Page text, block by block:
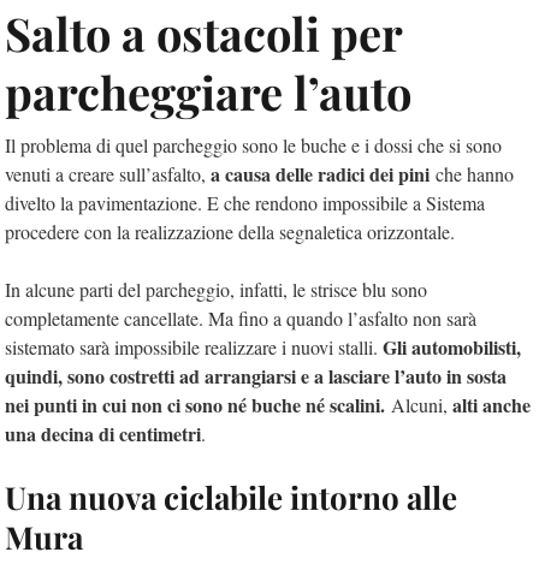
Salto a ostacoli per
parcheggiare l’auto
Il problema di quel parcheggio sono le buche e i dossi che si sono
venuti a creare sull’asfalto, a causa delle radici dei pini che hanno
divelto la pavimentazione. E che rendono impossibile a Sistema
procedere con la realizzazione della segnaletica orizzontale.
In alcune parti del parcheggio, infatti, le strisce blu sono
completamente cancellate. Ma fino a quando l’asfalto non sarà
sistemato sarà impossibile realizzare i nuovi stalli. Gli automobilisti,
quindi, sono costretti ad arrangiarsi e a lasciare l’auto in sosta
nei punti in cui non ci sono né buche né scalini. Alcuni, alti anche
una decina di centimetri.
Una nuova ciclabile intorno alle
Mura